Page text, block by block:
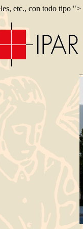
etc., con todo tipo ">